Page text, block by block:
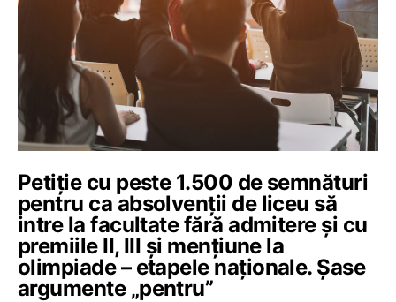
Petiție cu peste 1.500 de semnături
pentru ca absolvenții de liceu să
intre la facultate fără admitere și cu
premiile II, III și mențiune la
olimpiade – etapele naționale. Șase
argumente „pentru”